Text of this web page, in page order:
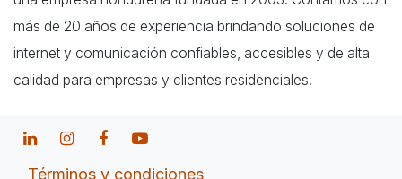
más de 20 años de experiencia brindando soluciones de
internet y comunicación confiables, accesibles y de alta
calidad para empresas y clientes residenciales.
Términos y condiciones